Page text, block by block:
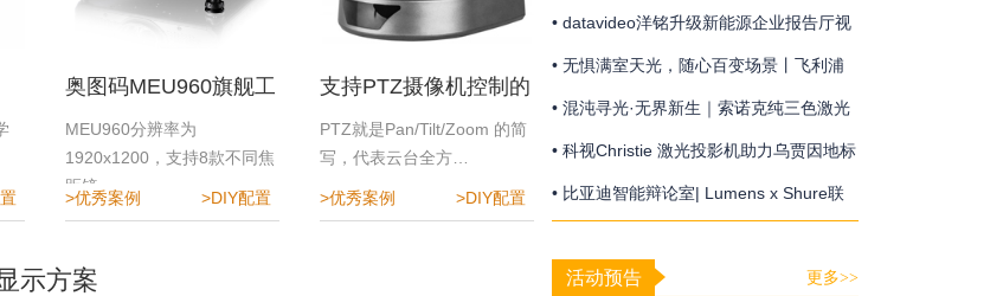
奥图码MEU960旗舰工
程投影机
MEU960分辨率为
1920x1200，支持8款不同焦
距镜…
>优秀案例 >DIY配置
支持PTZ摄像机控制的
Roland切换台
PTZ就是Pan/Tilt/Zoom 的简
写，代表云台全方…
>优秀案例 >DIY配置
方案落地百亿级“中飞院”天府校区
• datavideo洋铭升级新能源企业报告厅视
音频系统
• 无惧满室天光，随心百变场景丨飞利浦
商显点亮荷兰获奖地标礼堂
• 混沌寻光·无界新生｜索诺克纯三色激光
新品点亮张肇达大师服装大秀
• 科视Christie 激光投影机助力乌贾因地标
光影秀
• 比亚迪智能辩论室| Lumens x Shure联
示方案 活动预告 更多>>